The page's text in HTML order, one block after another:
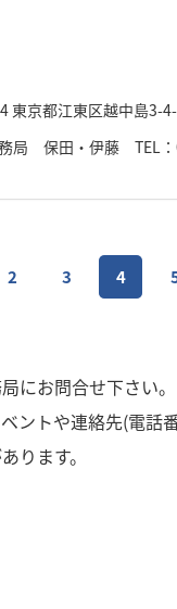
東京都江東区越中島3-
局 保田・伊藤 TEL
2 3 4
にお問合せ下さい。
ントや連絡先(電話
ります。